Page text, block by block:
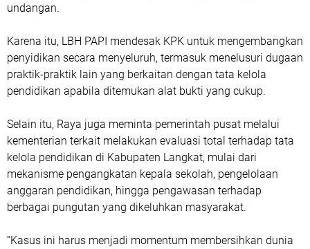
undangan.
Karena itu, LBH PAPI mendesak KPK untuk mengembangkan
penyidikan secara menyeluruh, termasuk menelusuri dugaan
praktik-praktik lain yang berkaitan dengan tata kelola
pendidikan apabila ditemukan alat bukti yang cukup.
Selain itu, Raya juga meminta pemerintah pusat melalui
kementerian terkait melakukan evaluasi total terhadap tata
kelola pendidikan di Kabupaten Langkat, mulai dari
mekanisme pengangkatan kepala sekolah, pengelolaan
anggaran pendidikan, hingga pengawasan terhadap
berbagai pungutan yang dikeluhkan masyarakat.
“Kasus ini harus menjadi momentum membersihkan dunia